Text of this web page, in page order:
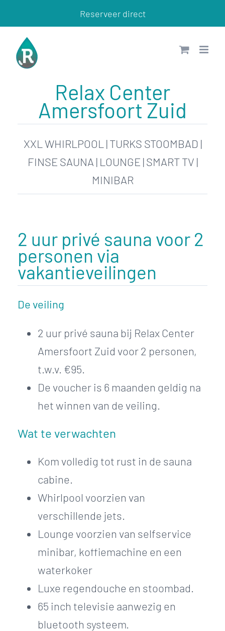
naar
inhoud
Reserveer direct
Relax Center
Amersfoort Zuid
XXL WHIRLPOOL | TURKS STOOMBAD |
FINSE SAUNA | LOUNGE | SMART TV |
MINIBAR
2 uur privé sauna voor 2
personen via
vakantieveilingen
De veiling
2 uur privé sauna bij Relax Center
Amersfoort Zuid voor 2 personen,
t.w.v. €95.
De voucher is 6 maanden geldig na
het winnen van de veiling.
Wat te verwachten
Kom volledig tot rust in de sauna
cabine.
Whirlpool voorzien van
verschillende jets.
Lounge voorzien van selfservice
minibar, koffiemachine en een
waterkoker
Luxe regendouche en stoombad.
65 inch televisie aanwezig en
bluetooth systeem.